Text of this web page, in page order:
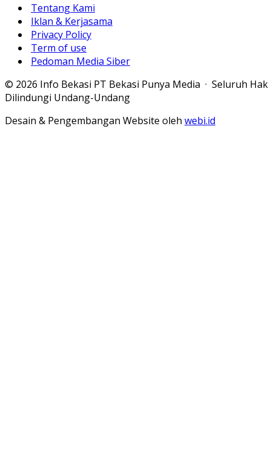
Tentang Kami
Iklan & Kerjasama
Privacy Policy
Term of use
Pedoman Media Siber
© 2026 Info Bekasi PT Bekasi Punya Media · Seluruh Hak
Dilindungi Undang-Undang
Desain & Pengembangan Website oleh webi.id